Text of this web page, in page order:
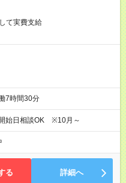
て実費支給
7時間30分
始日相談OK ※10月～
る 詳細へ